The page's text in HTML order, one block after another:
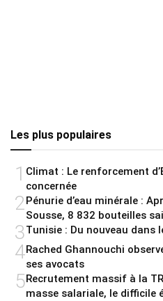
Les plus populaires
1 Climat : Le renforcement
concernée
2Pénurie d’eau minérale :
Sousse, 8 832 bouteilles
3Tunisie : Du nouveau dans
4Rached Ghannouchi
ses avocats
5Recrutement massif à la
masse salariale, le difficile